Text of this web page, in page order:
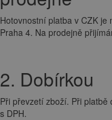
Hotovnostní platba v CZK je
Praha 4. Na prodejně
2. Dobírkou
Při převzetí zboží. Při
s DPH.